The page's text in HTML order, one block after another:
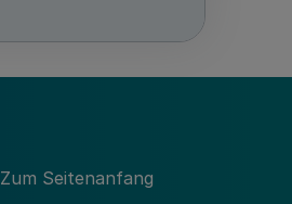
Zum Seitenanfang